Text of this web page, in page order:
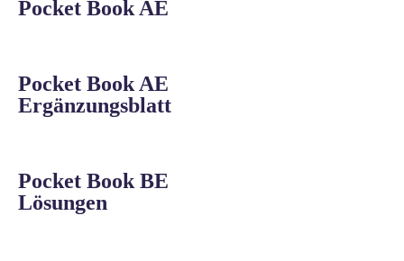
Pocket Book AE
Pocket Book AE
Ergänzungsblatt
Pocket Book BE
Lösungen